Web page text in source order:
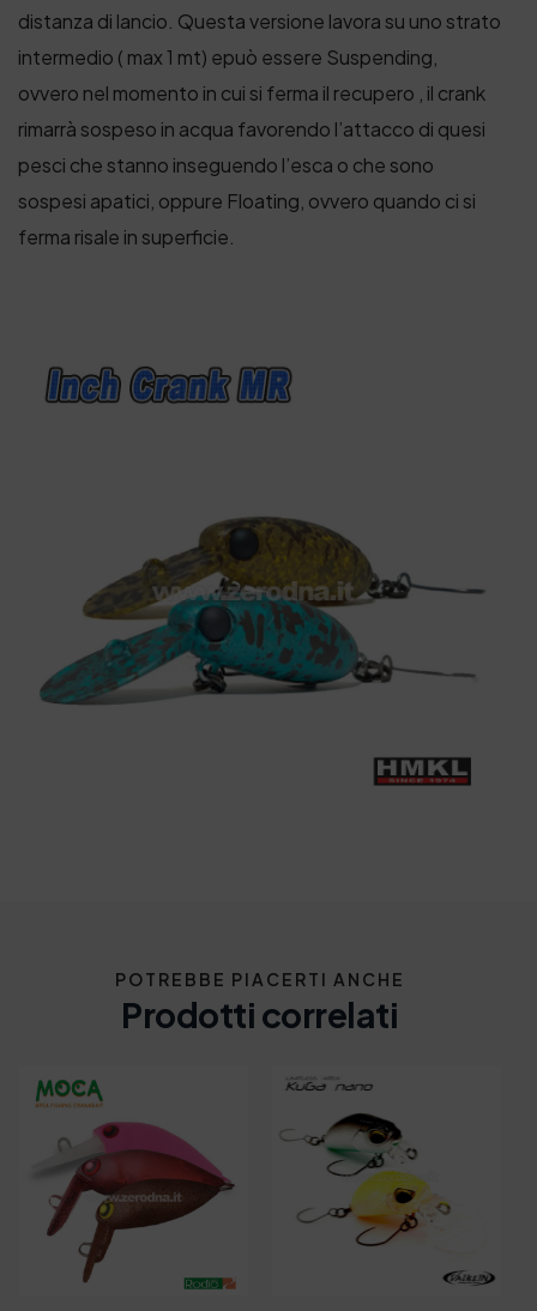
distanza di lancio. Questa versione lavora su uno strato
intermedio ( max 1 mt) epuò essere Suspending,
ovvero nel momento in cui si ferma il recupero , il crank
rimarrà sospeso in acqua favorendo l’attacco di quesi
pesci che stanno inseguendo l’esca o che sono
sospesi apatici, oppure Floating, ovvero quando ci si
ferma risale in superficie.
POTREBBE PIACERTI ANCHE
Prodotti correlati